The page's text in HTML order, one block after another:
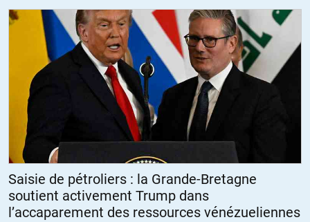
Saisie de pétroliers : la Grande-Bretagne
soutient activement Trump dans
l’accaparement des ressources vénézueliennes